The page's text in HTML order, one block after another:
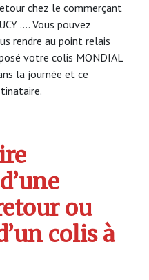
chez le commerçant
…. Vous pouvez
rendre au point relais
votre colis MONDIAL
la journée et ce
ou
colis à